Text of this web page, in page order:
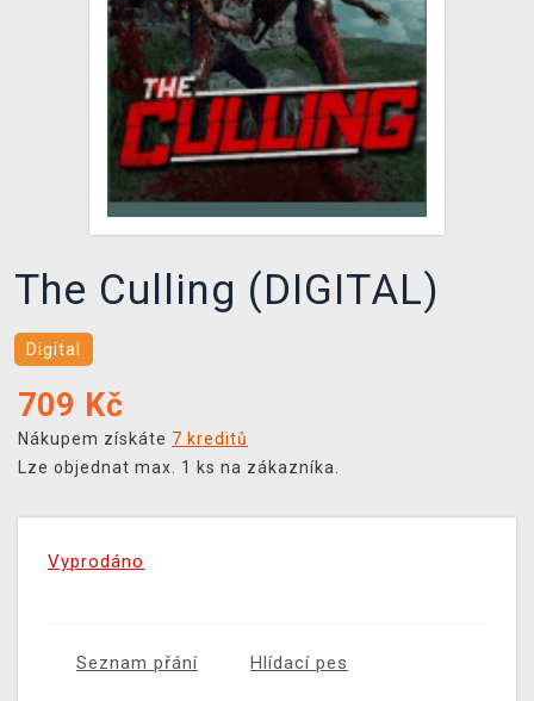
XZONE KLUB
TCG & BOARDGAME HUB
VÝKUP HER (BAZAR)
The Culling (DIGITAL)
Digital
709 Kč
Nákupem získáte 7 kreditů
Lze objednat max. 1 ks na zákazníka.
Vyprodáno
Seznam přání Hlídací pes